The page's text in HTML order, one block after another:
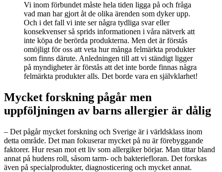
Vi inom förbundet måste hela tiden ligga på och fråga
vad man har gjort åt de olika ärenden som dyker upp.
Och i det fall vi inte ser några tydliga svar eller
konsekvenser så sprids informationen i våra nätverk att
inte köpa de berörda produkterna. Men det är förstås
omöjligt för oss att veta hur många felmärkta produkter
som finns därute. Anledningen till att vi ständigt ligger
på myndigheter är förstås att det inte borde finnas några
felmärkta produkter alls. Det borde vara en självklarhet!
Mycket forskning pågår men
uppföljningen av barns allergier är dålig
– Det pågår mycket forskning och Sverige är i världsklass inom
detta område. Det man fokuserar mycket på nu är förebyggande
faktorer. Hur resan mot ett liv som allergiker börjar. Man tittar bland
annat på hudens roll, såsom tarm- och bakteriefloran. Det forskas
även på specialprodukter, diagnosticering och mycket annat.